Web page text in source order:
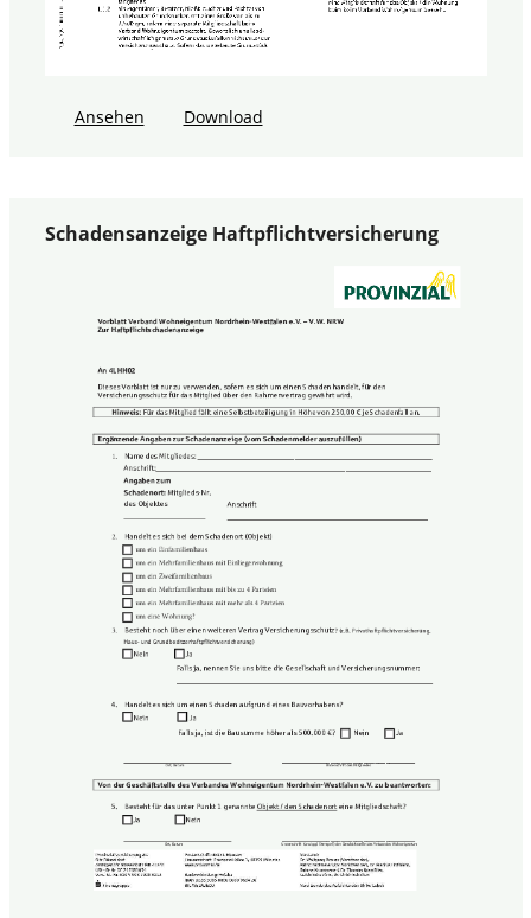
Ansehen Download
Schadensanzeige Haftpflichtversicherung